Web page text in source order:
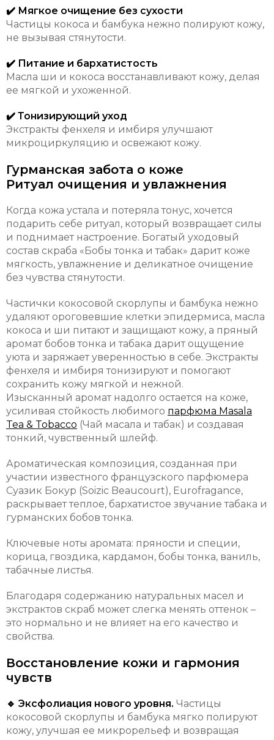
✔️ Мягкое очищение без сухости
Частицы кокоса и бамбука нежно полируют кожу,
не вызывая стянутости.
✔️ Питание и бархатистость
Масла ши и кокоса восстанавливают кожу, делая
ее мягкой и ухоженной.
✔️ Тонизирующий уход
Экстракты фенхеля и имбиря улучшают
микроциркуляцию и освежают кожу.
Гурманская забота о коже
Ритуал очищения и увлажнения
Когда кожа устала и потеряла тонус, хочется
подарить себе ритуал, который возвращает силы
и поднимает настроение. Богатый уходовый
состав скраба «Бобы тонка и табак» дарит коже
мягкость, увлажнение и деликатное очищение
без чувства стянутости.
Частички кокосовой скорлупы и бамбука нежно
удаляют ороговевшие клетки эпидермиса, масла
кокоса и ши питают и защищают кожу, а пряный
аромат бобов тонка и табака дарит ощущение
уюта и заряжает уверенностью в себе. Экстракты
фенхеля и имбиря тонизируют и помогают
сохранить кожу мягкой и нежной.
Изысканный аромат надолго остается на коже,
усиливая стойкость любимого парфюма Masala
Tea & Tobacco (Чай масала и табак) и создавая
тонкий, чувственный шлейф.
Ароматическая композиция, созданная при
участии известного французского парфюмера
Суазик Бокур (Soizic Beaucourt), Eurofragance,
раскрывает теплое, бархатистое звучание табака и
гурманских бобов тонка.
Ключевые ноты аромата: пряности и специи,
корица, гвоздика, кардамон, бобы тонка, ваниль,
табачные листья.
Благодаря содержанию натуральных масел и
экстрактов скраб может слегка менять оттенок –
это нормально и не влияет на его качество и
свойства.
Восстановление кожи и гармония
чувств
🔹 Эксфолиация нового уровня. Частицы
кокосовой скорлупы и бамбука мягко полируют
кожу, улучшая ее микрорельеф и возвращая